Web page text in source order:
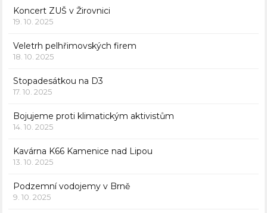
Koncert ZUŠ v Žirovnici
19. 10. 2025
Veletrh pelhřimovských firem
18. 10. 2025
Stopadesátkou na D3
17. 10. 2025
Bojujeme proti klimatickým aktivistům
14. 10. 2025
Kavárna K66 Kamenice nad Lipou
13. 10. 2025
Podzemní vodojemy v Brně
9. 10. 2025